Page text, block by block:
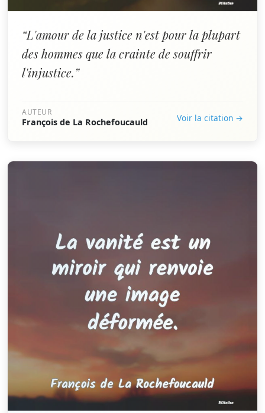
“L'amour de la justice n'est pour la plupart
des hommes que la crainte de souffrir
l'injustice.”
AUTEUR
François de La Rochefoucauld Voir la citation →